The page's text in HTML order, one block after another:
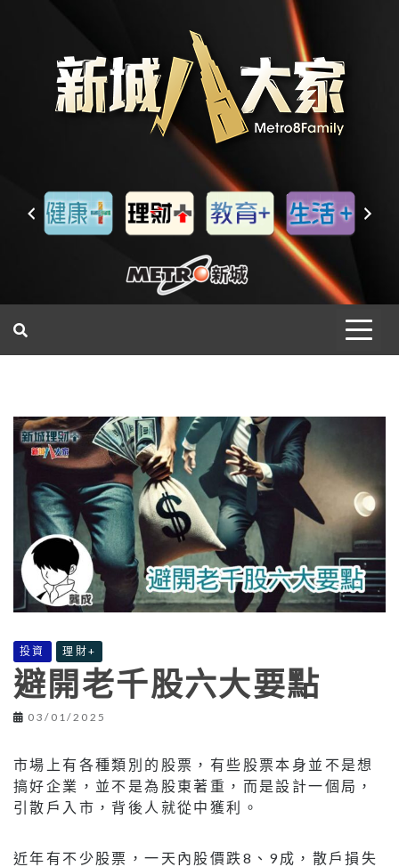
投資 理財+
避開老千股六大要點
03/01/2025
市場上有各種類別的股票，有些股票本身並不是想
搞好企業，並不是為股東著重，而是設計一個局，
引散戶入市，背後人就從中獲利。
近年有不少股票，一天內股價跌8、9成，散戶損失